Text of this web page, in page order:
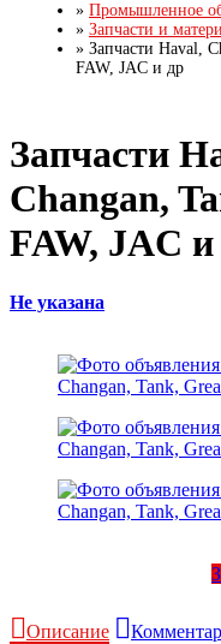
» Промышленное
» Запчасти и
» Запчасти Haval,
FAW, JAC и др
Запчасти
Changan,
FAW, JAC и
Не указана
Описание